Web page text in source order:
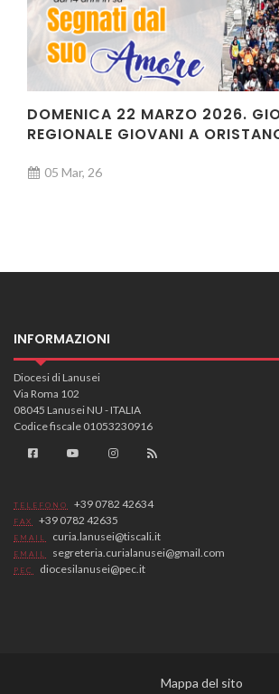
DOMENICA 22 MARZO 2026.
REGIONALE GIOVANI A
05 Mar, 26
INFORMAZIONI
Diocesi di Lanusei
Via Roma 102
08045 Lanusei NU - ITALIA
Codice fiscale 01053230916
TELEFONO +39 0782 42634
FAX +39 0782 42635
EMAIL curia.lanusei@tiscali.it
EMAIL segreteria.curialanusei@gmail.com
PEC diocesilanusei@pec.it
Mappa del sito